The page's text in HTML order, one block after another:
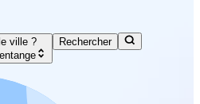
ville ?
Rechercher